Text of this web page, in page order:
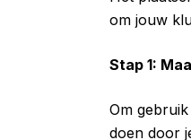
om jouw
Stap 1:
Om
doen door